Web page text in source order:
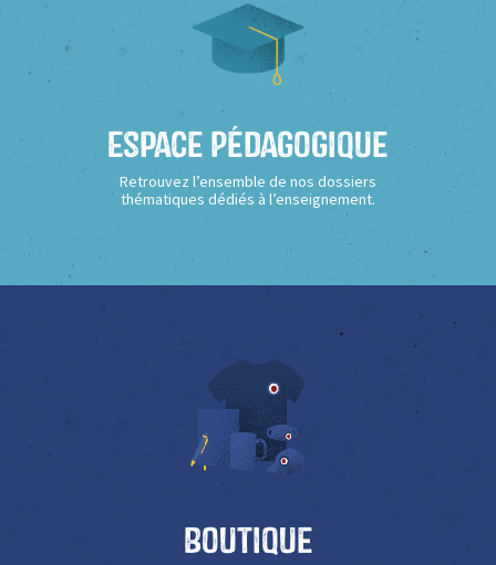
Espace Pédagogique
Retrouvez l’ensemble de nos dossiers
thématiques dédiés à l’enseignement.
Boutique